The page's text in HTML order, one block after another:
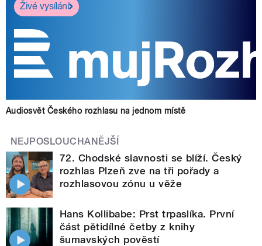
Živé vysílání
Audiosvět Českého rozhlasu na jednom místě
NEJPOSLOUCHANĚJŠÍ
72. Chodské slavnosti se blíží. Český
rozhlas Plzeň zve na tři pořady a
rozhlasovou zónu u věže
Hans Kollibabe: Prst trpaslíka. První
část pětidílné četby z knihy
šumavských pověstí